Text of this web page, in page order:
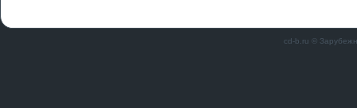
cd-b.ru ©